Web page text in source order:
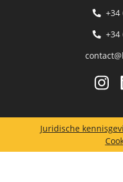
+34
+34
Juridische